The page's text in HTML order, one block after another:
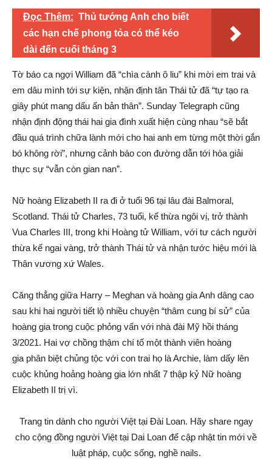
Đọc Thêm: Thủ tướng Anh cho biết
các hạn chế phong tỏa có thể kéo
dài đến cuối tháng 3
Tờ báo ca ngợi William đã “chìa cành ô liu” khi mời em trai và
em dâu mình tới sự kiện, nhận định tân Thái tử đã “tự tạo ra
giây phút mang dấu ấn bản thân”. Sunday Telegraph cũng
nhận định động thái hai gia đình xuất hiện cùng nhau “sẽ bắt
đầu quá trình chữa lành mới cho hai anh em từng một thời gắn
bó không rời”, nhưng cảnh báo con đường dẫn tới hòa giải
thực sự “vẫn còn gian nan”.
Nữ hoàng Elizabeth II ra đi ở tuổi 96 tại lâu đài Balmoral,
Scotland. Thái tử Charles, 73 tuổi, kế thừa ngôi vị, trở thành
Vua Charles III, trong khi Hoàng tử William, với tư cách người
thừa kế ngai vàng, trở thành Thái tử và nhận tước hiệu mới là
Thân vương xứ Wales.
Căng thẳng giữa Harry – Meghan và hoàng gia Anh dâng cao
sau khi hai người tiết lộ nhiều chuyện “thâm cung bí sử” của
hoàng gia trong cuộc phỏng vấn với nhà đài Mỹ hồi tháng
3/2021. Hai vợ chồng thậm chí tố một thành viên hoàng
gia phân biệt chủng tộc với con trai họ là Archie, làm dấy lên
cuộc khủng hoảng hoàng gia lớn nhất 7 thập kỷ Nữ hoàng
Elizabeth II trị vì.
Trang tin dành cho người Việt tại Đài Loan. Hãy share ngay
cho cộng đồng người Việt tại Dai Loan để cập nhật tin mới về
luật pháp, cuộc sống, nghề nails.